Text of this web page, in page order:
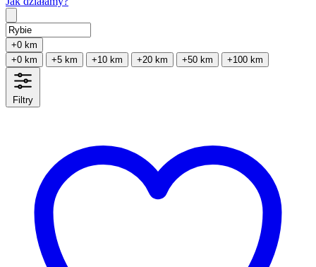
+0 km
+0 km
+5 km +10 km +20 km +50 km +100 km
Filtry